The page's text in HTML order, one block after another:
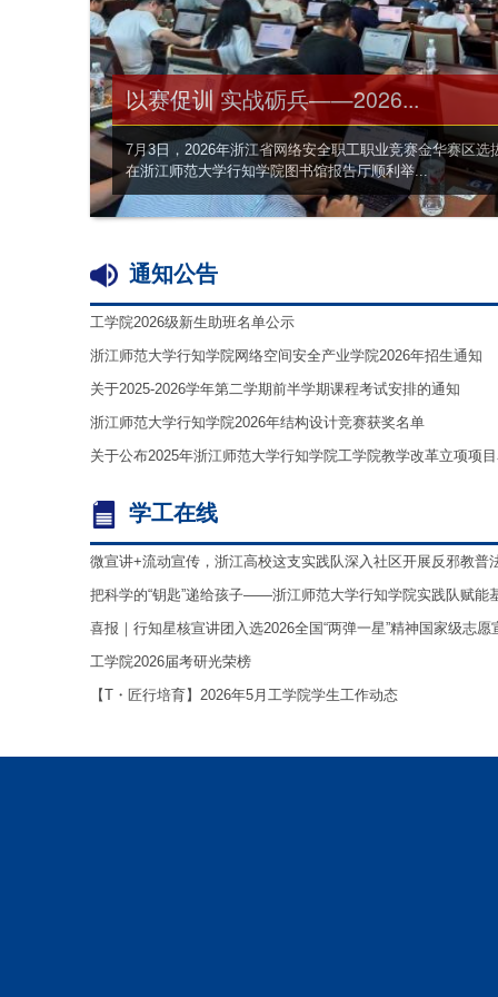
以赛促训 实战砺兵——2026...
7月3日，2026年浙江省网络安全职工职业竞赛金华赛区选
在浙江师范大学行知学院图书馆报告厅顺利举...
通知公告
工学院2026级新生助班名单公示
浙江师范大学行知学院网络空间安全产业学院2026年招生通知
关于2025-2026学年第二学期前半学期课程考试安排的通知
浙江师范大学行知学院2026年结构设计竞赛获奖名单
关于公布2025年浙江师范大学行知学院工学院教学改革立项项
学工在线
微宣讲+流动宣传，浙江高校这支实践队深入社区开展反邪教普
把科学的“钥匙”递给孩子——浙江师范大学行知学院实践队赋能
喜报｜行知星核宣讲团入选2026全国“两弹一星”精神国家级志愿
工学院2026届考研光荣榜
【T・匠行培育】2026年5月工学院学生工作动态